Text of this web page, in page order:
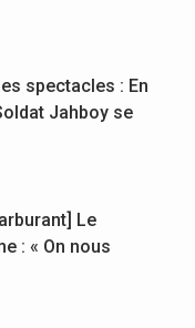
spectacles : En
Jahboy se
Le
: « On nous